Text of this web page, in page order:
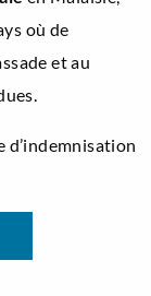
où de
et au
d’indemnisation